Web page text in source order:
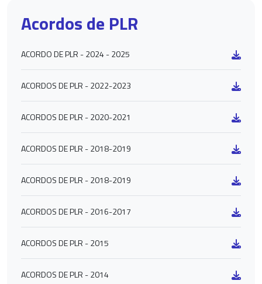
Acordos de PLR
ACORDO DE PLR - 2024 - 2025
ACORDOS DE PLR - 2022-2023
ACORDOS DE PLR - 2020-2021
ACORDOS DE PLR - 2018-2019
ACORDOS DE PLR - 2018-2019
ACORDOS DE PLR - 2016-2017
ACORDOS DE PLR - 2015
ACORDOS DE PLR - 2014